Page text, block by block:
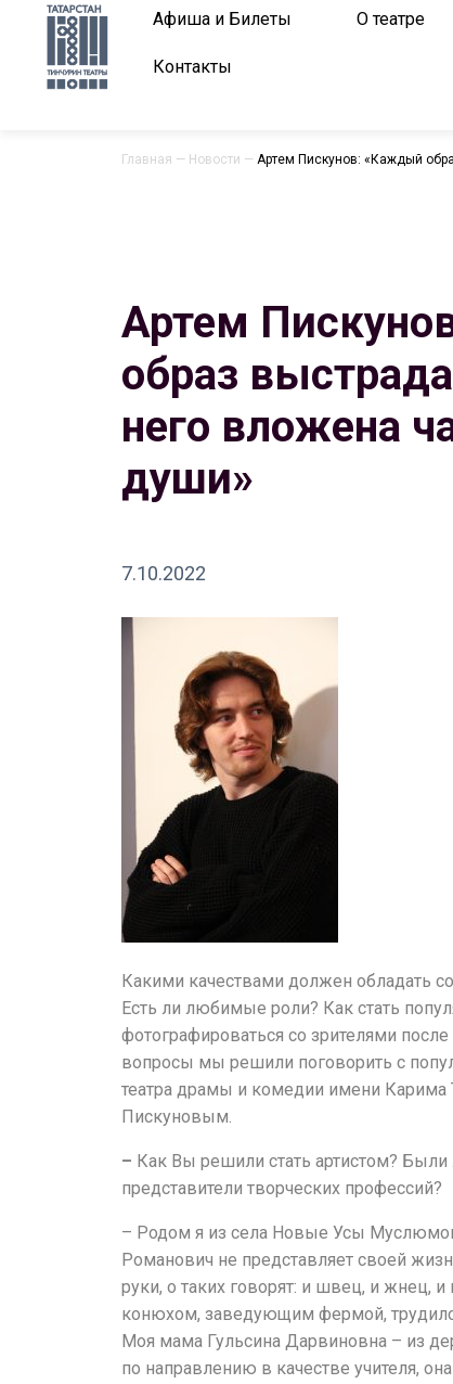
Афиша и Билеты О театре
Контакты
Главная — Новости — Артем Пискунов: «Каждый
Артем
образ
него вложена
души»
7.10.2022
Какими качествами должен обладать
Есть ли любимые роли? Как стать
фотографироваться со зрителями после
вопросы мы решили поговорить с
театра драмы и комедии имени Карима
Пискуновым.
– Как Вы решили стать артистом?
представители творческих профессий?
– Родом я из села Новые Усы
Романович не представляет своей
руки, о таких говорят: и швец, и жнец, и
конюхом, заведующим фермой,
Моя мама Гульсина Дарвиновна – из
по направлению в качестве учителя,